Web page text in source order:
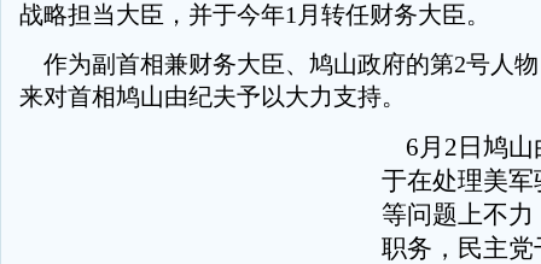
战略担当大臣，并于今年1月转任财务大臣。
作为副首相兼财务大臣、鸠山政府的第2号人
来对首相鸠山由纪夫予以大力支持。
6月2日鸠山
于在处理美
等问题上不
职务，民主